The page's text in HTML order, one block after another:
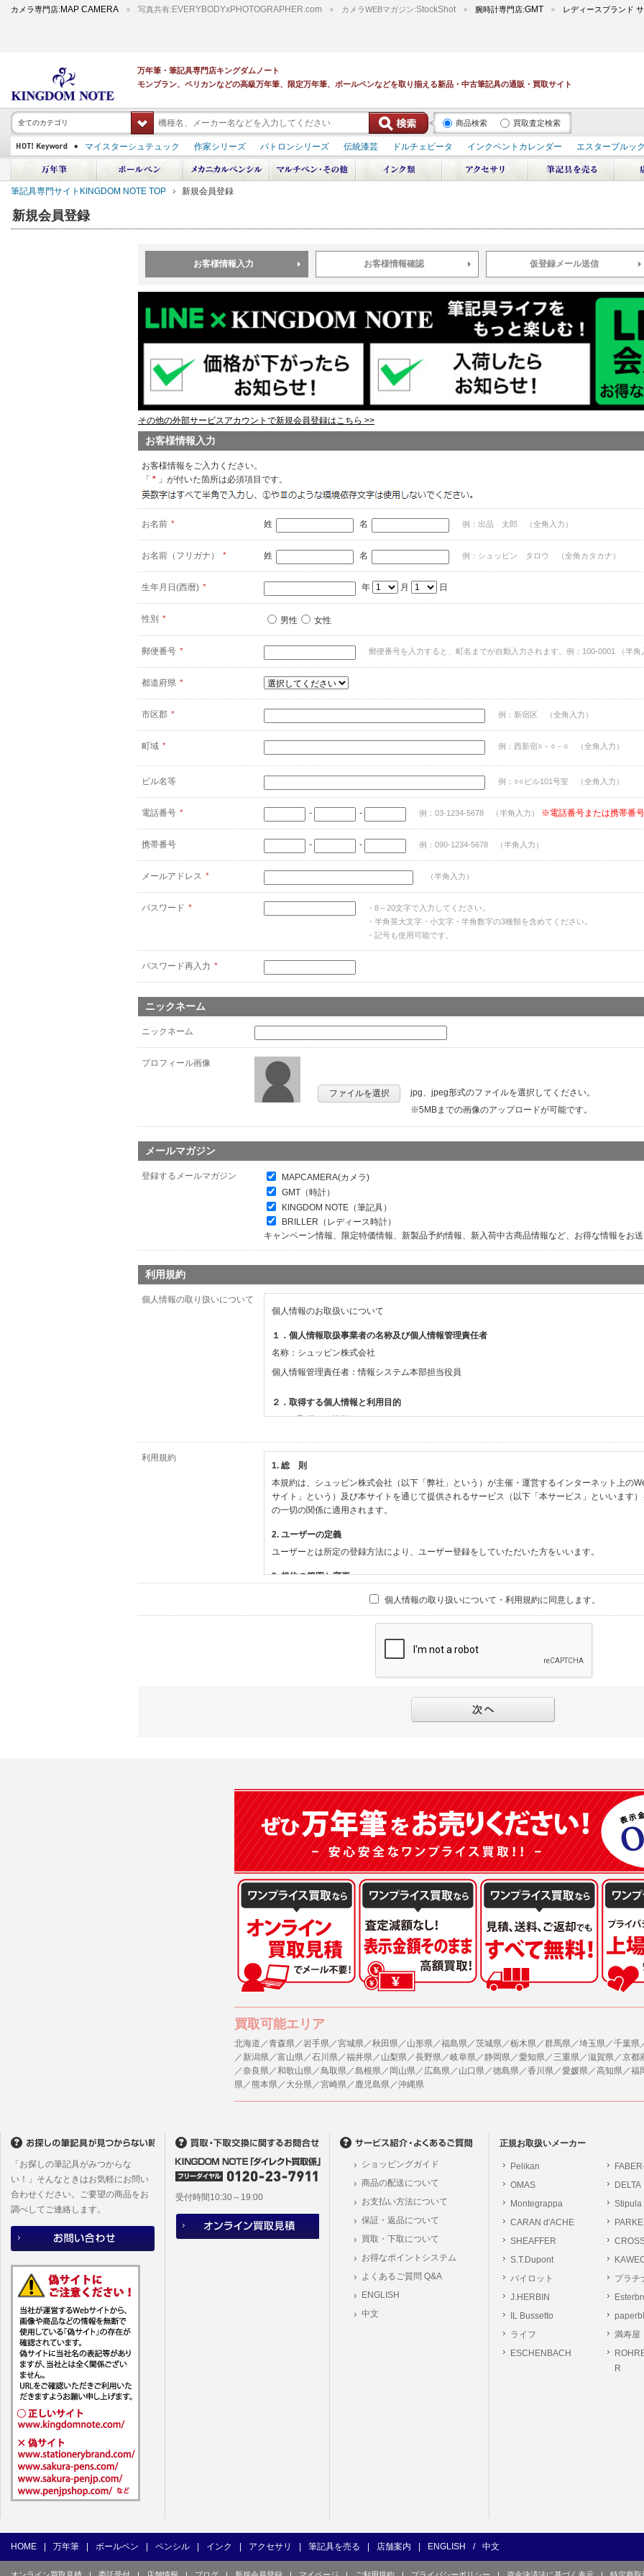
カメラ専門店: MAP CAMERA 写真共有: EVERYBODYxPHOTOGRAPHER.com カメラWEBマガジン:StockShot 腕時計専門店:GMT レディースブランド
万年筆・筆記具専門店キングダムノート
モンブラン、ペリカンなどの高級万年筆、限定万年筆、ボールペンなどを取り揃える新品・中古筆記具の通販・買取サイト
全てのカテゴリ 商品検索 買取査定検索
マイスターシュテュック 作家シリーズ パトロンシリーズ 伝統漆芸 ドルチェビータ インクベントカレンダー エスターブルック
スーベレーン
PILOT 蒔絵 ダイアミン ボトルインク デュポン スペース オデッセイ 輪島屋善仁 深海 エテルニタ･アヴァンティ
中屋万年筆
プラチナ 出雲 キングダムノート別注 アルマンドシモーニクラブ ペリカン オーシャンスワール 源氏物語 作家シリーズ パトロンシリ
筆記具専門サイトKINGDOM NOTE TOP 新規会員登録
新規会員登録
お客様情報入力 お客様情報確認 仮登録メール送信
その他の外部サービスアカウントで新規会員登録はこちら >>
お客様情報入力
お客様情報をご入力ください。
「 * 」が付いた箇所は必須項目です。
お名前 * 姓 名 例：出品 太郎 （全角入力）
お名前（フリガナ） * 姓 名 例：シュッピン タロウ （全角カタカナ）
生年月日(西暦) * 年 月 日
性別 * 男性 女性
郵便番号 * 郵便番号を入力すると、町名までが自動入力されます。例：100-0001 （半角
都道府県 *
市区郡 * 例：新宿区 （全角入力）
町域 * 例：西新宿○－○－○ （全角入力）
ビル名等 例：○○ビル101号室 （全角入力）
電話番号 * - - 例：03-1234-5678 （半角入力） ※電話番号または携帯番
携帯番号 - - 例：090-1234-5678 （半角入力）
メールアドレス * （半角入力）
パスワード *
・8～20文字で入力してください。
・半角英大文字・小文字・半角数字の3種類を含めてください。
・記号も使用可能です。
パスワード再入力 *
ニックネーム
ニックネーム
プロフィール画像
ファイルを選択
jpg、jpeg形式のファイルを選択してください。
※5MBまでの画像のアップロードが可能です。
メールマガジン
登録するメールマガジン
MAPCAMERA(カメラ)
GMT（時計）
KINGDOM NOTE（筆記具）
BRILLER（レディース時計）
キャンペーン情報、限定特価情報、新製品予約情報、新入荷中古商品情報など、お得な情報をお
利用規約
個人情報の取り扱いについて
個人情報のお取扱いについて
１．個人情報取扱事業者の名称及び個人情報管理責任者
名称：シュッピン株式会社
個人情報管理責任者：情報システム本部担当役員
２．取得する個人情報と利用目的
（１）取得する情報
・必須登録：氏名、生年月日、性別、住所、電話番号、メールアドレス、パスワード
・任意登録：ニックネーム、プロフィール画像、希望するメールマガジンの種類
【当社サービスをご利用時に当社が取得またはご提供いただく情報】
・お支払いやお振込みに関わる情報（クレジットカード・銀行口座・電子マネー等の決済時に
・法律上の要請等により、本人確認を行うための本人確認書類（運転免許証、健康保険証、住
・EVERYBODY×PHOTOGRAPHER.comのご利用に伴いご登録いただいた、広範囲設定をご希
撮影機材や機材の設定等に関する情報、および画像データとその画像データに含まれる情報
・当社ウェブサイト・サービス内のクッキー情報
【外部サービスアカウントを利用される場合】
会員登録時にソーシャルネットワーキングサービス等の外部サービスとの連携を許可した場合
・当社物品販売、古物買取事業および個人・法人の売買仲介業に伴うご案内、契約、申し込み
・メールマガジンの配信、および当社が提供する商品・サービスについてのアンケート実施のた
・EVERYBODY×PHOTOGRAPHER.comのフォトシェアリングサービス運営のため
(1)ご本人の同意がある場合。なお第三者に提供する場合には原則として、機密保持、再提供の
止することを契約の条件といたします。
(2)法令等により開示を求められた場合。
(3)ご本人または公衆の生命、身体又は財産の保護のために必要がある場合であって、本人の同
(4)国の機関若しくは地方公共団体又はその委託を受けた者が法令の定める事務を遂行すること
本人の同意を得ることにより当該事務の遂行に支障を及ぼすおそれがあるとき。
(5)業務を円滑に進めるために、外部業者に個人データの一部又は全部の処理を委託する場合（
の安全管理が図られるように、委託先に対する必要かつ適切な監督を行ないます）。
４．ご提供の任意性
当社への個人情報の提供はお客様の任意ですが、必要な個人情報をご提供いただけない場合、
ますのでご了承下さい。
当社ホームページでは、利用者が当社ホームページに再訪問される際、より便利に当社ホーム
キーを使用する場合があります。
また利用者の統計的分析のため、または掲載された広告にクッキーを使用する場合があります。
するご質問、ご相談にも対応いたします。尚、シュッピン会員のお客様は、当社が保有する個
※個人情報の開示請求には手数料として800円(税別)をご本人様にご負担いただいております。
(2)当社の個人情報に関するお問合せは、以下の窓口で承ります。お問合せの内容により必要な
シュッピン株式会
Mail：
利用規約
1. 総 則
本規約は、シュッピン株式会社（以下「弊社」という）が主催・運営するインターネット上の
サイト」という）及び本サイトを通じて提供されるサービス（以下「本サービス」といいます
の一切の関係に適用されます。
2. ユーザーの定義
ユーザーとは所定の登録方法により、ユーザー登録をしていただいた方をいいます。
3. 規約の範囲と変更
1) 本規約は、本サイト及び本サービスの利用に関し、弊社及び全てのユーザーに適用されます。
2) 弊社が別途規定する個別規定、及び弊社が随時本サイト内に掲示またはユーザーに対し通知
す。本規約と個別規定及び追加規定が異なる場合は、個別規定及び追加規定が優先するものとし
3) 弊社はユーザーの承諾を得ることなく、本規約を変更できるものとし、ユーザーはこれを承
た場合は、本サイト内に掲示またはユーザーに対し通知するものとし、その後にユーザーが本
1) ユーザーは、本サイトの利用に際し、ユーザー本人のユーザーID、パスワード、メールアド
に届け出るものとします。
3) 弊社は一年以上に亘って使用がないユーザーIDとこれに伴う個人情報を抹消することができ
4) ユーザーID、パスワード、メールアドレス及びこれに伴う個人情報の管理不十分、使用上の
は、ユーザーが負うものとし、弊社は一切責任を負いません。
5. 登録事項
1) ユーザーは、メールアドレスその他の登録事項に変更が生じた場合、直ちに弊社所定の変更
2) 弊社はユーザーの入会申込により知り得た情報、またはユーザーが本サイト及び本サービス
報に関し、以下の項目に該当する場合に利用することができるものとします。
(1) 統計した情報のみを開示し、ユーザーの個人情報を表示しない場合。
(2) ユーザーから寄せられた情報を、ユーザーの個人情報を表示せずに開示する場合。
(3) ユーザーが個人情報の開示について同意している場合。
(4) 法令により開示が求められた場合。
(5) 弊社で取り扱う商品またはサービスに関する案内や情報提供（郵便、電子メール等によるダ
(6) 弊社が利用目的を示してユーザーから取得した情報を、その利用目的の範囲内で利用する場
6. 情報の提供
1)弊社は、各ユーザーに対し、当該ユーザーの購入商品の情報、及び弊社の特価商品の情報等、
ユーザーは、本サイトのメールマガジンの購読に際し、ユーザー本人の責任においてメールマガ
フォームにて入力されたメールアドレスに、本サイトのお知らせをメールにてお送りさせていた
本サイトからのメールの受け取りを希望されない場合は、下記リンクから設定の変更を行ってく
本サイト会員のお客様は こちら
※設定変更前にログインする必要があります。
メールマガジン会員のお客様はこちら
1) ユーザーは本サイト及び本サービスの利用に当たり、以下の行為を行なってはならないものと
(1) 他のユーザー、第三者もしくは弊社の著作権又はその他の権利を侵害する行為、及び侵害す
(2) 他のユーザー、第三者もしくは弊社の財産またはプライバシーを侵害する行為、及び侵害す
(3) 上記の他、他のユーザー、第三者もしくは弊社に不利益又は損害を与える行為、および与え
個人情報の取り扱いについて・利用規約に同意します。
買取可能エリア
北海道／青森県／岩手県／宮城県／秋田県／山形県／福島県／茨城県／栃木県／群馬県／埼玉県／千葉県
／新潟県／富山県／石川県／福井県／山梨県／長野県／岐阜県／静岡県／愛知県／三重県／滋賀県／京都
／奈良県／和歌山県／鳥取県／島根県／岡山県／広島県／山口県／徳島県／香川県／愛媛県／高知県／福
県／熊本県／大分県／宮崎県／鹿児島県／沖縄県
正規お取扱いメーカー
Pelikan
OMAS
DELTA
Montegrappa
Stipula
CARAN d'ACHE
SHEAFFER
S.T.Dupont
パイロット
プラチ
J.HERBIN
IL Bussetto
ライフ
満寿屋
ESCHENBACH
R
「お探しの筆記具がみつからな
い！」そんなときはお気軽にお問い
合わせください。ご要望の商品をお
調べしてご連絡します。
受付時間10:30～19:00
ショッピングガイド
商品の配送について
お支払い方法について
保証・返品について
買取・下取について
お得なポイントシステム
よくあるご質問 Q&A
ENGLISH
中文
HOME 万年筆 ボールペン ペンシル インク アクセサリ 筆記具を売る 店舗案内 ENGLISH / 中文